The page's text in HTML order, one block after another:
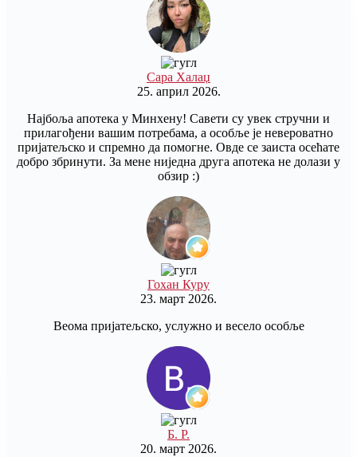
Сара Халаџ
25. април 2026.
Најбоља апотека у Минхену! Савети су увек стручни и
прилагођени вашим потребама, а особље је невероватно
пријатељско и спремно да помогне. Овде се заиста осећате
добро збринути. За мене ниједна друга апотека не долази у
обзир :)
Гохан Куру
23. март 2026.
Веома пријатељско, услужно и весело особље
Б. Р.
20. март 2026.